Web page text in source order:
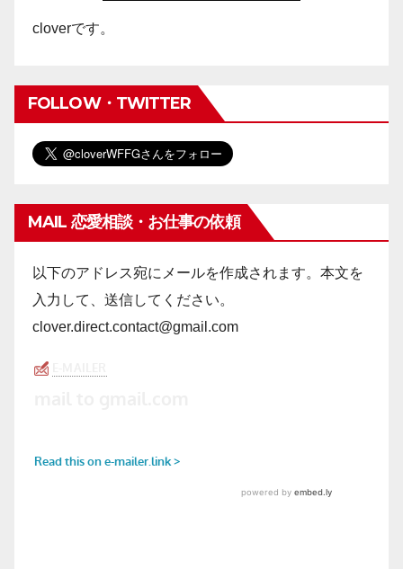
cloverです。
FOLLOW・TWITTER
MAIL 恋愛相談・お仕事の依頼
以下のアドレス宛にメールを作成されます。本文を
入力して、送信してください。
clover.direct.contact@gmail.com